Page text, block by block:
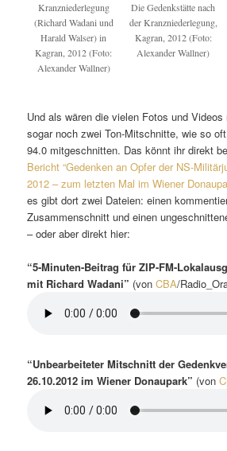
Kranzniederlegung
(Richard Wadani und
Harald Walser) in
Kagran, 2012 (Foto:
Alexander Wallner)
Die Gedenkstätte nach
der Kranzniederlegung,
Kagran, 2012 (Foto:
Alexander Wallner)
Und als wären die vielen Fotos und
sogar noch zwei Ton-Mitschnitte, wie so
94.0 mitgeschnitten. Das könnt ihr direkt
Bericht “Gedenken an Opfer der NS-
2012 – zum letzten Mal im Wiener
es gibt dort zwei Dateien: einen
Zusammenschnitt und einen
– oder aber direkt hier:
“5-Minuten-Beitrag für ZIP-FM-
mit Richard Wadani” (vonCBA/
“Unbearbeiteter Mitschnitt der
26.10.2012 im Wiener Donaupark” (von